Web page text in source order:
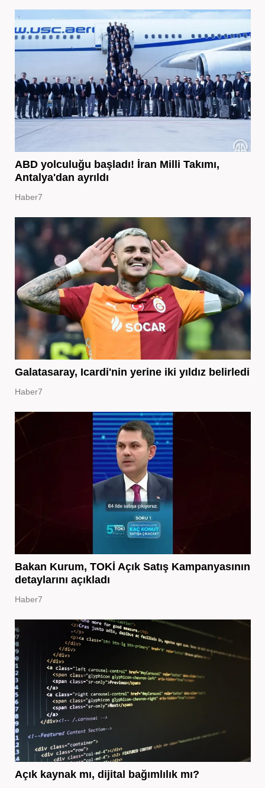
ABD yolculuğu başladı! İran Milli Takımı,
Antalya'dan ayrıldı
Haber7
Galatasaray, Icardi'nin yerine iki yıldız belirledi
Haber7
Bakan Kurum, TOKİ Açık Satış Kampanyasının
detaylarını açıkladı
Haber7
Açık kaynak mı, dijital bağımlılık mı?